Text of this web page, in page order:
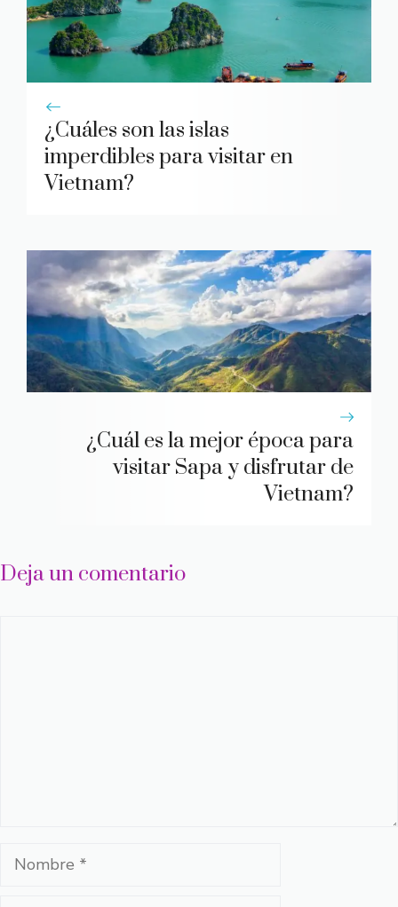
¿Cuáles son las islas
imperdibles para visitar en
Vietnam?
¿Cuál es la mejor época para
visitar Sapa y disfrutar de
Vietnam?
Deja un comentario
Nombre